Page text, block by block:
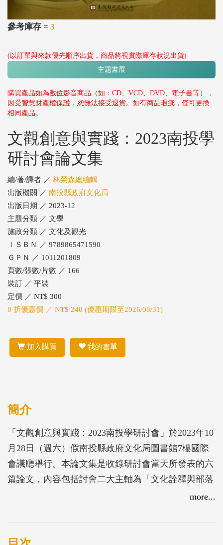
參考庫存 = 3
(以訂單與來款優先順序出貨，商品將視實際庫存狀況出貨)
主題書展
購買產品如為數位影音商品（如：CD、VCD、DVD、電子書等），
因受智慧財產權保護，恕無法接受退貨。如有商品瑕疵，僅可更換
相同產品。
文觀創意與實踐：2023南投學
研討會論文集
編/著/譯者 ／ 林榮森總編輯
出版機關 ／ 南投縣政府文化局
出版日期 ／ 2023-12
主題分類 ／ 文學
施政分類 ／ 文化及觀光
ＩＳＢＮ ／ 9789865471590
ＧＰＮ ／ 1011201809
頁數/張數/片數 ／ 166
裝訂 ／ 平裝
定價 ／ NT$ 300
8 折優惠價 ／ NT$ 240 (優惠期限至2026/08/31)
加入購買 我的書單
簡介
「文觀創意與實踐：2023南投學研討會」於2023年10
月28日（週六）假南投縣政府文化局圖書館7樓國際
會議廳舉行。本論文集是收錄研討會當天所發表的六
篇論文，內容包括討會二大主軸為「文化詮釋與部落
營造」及「文學論述與應用」，發表論文包含中寮慚
落營造、重金屬音樂與南投歷史的連結、本縣作家散
文地誌書寫、桌遊轉譯南投歷史、客家文化路徑建構
more...